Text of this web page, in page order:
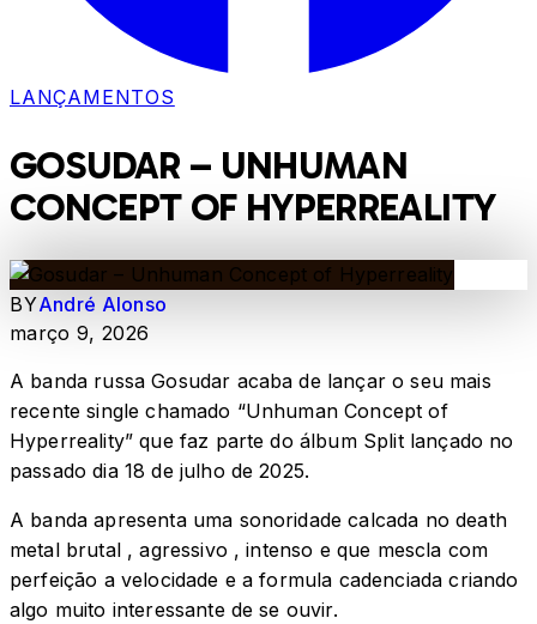
LANÇAMENTOS
GOSUDAR – UNHUMAN
CONCEPT OF HYPERREALITY
BYAndré Alonso
março 9, 2026
A banda russa Gosudar acaba de lançar o seu mais
recente single chamado “Unhuman Concept of
Hyperreality” que faz parte do álbum Split lançado no
passado dia 18 de julho de 2025.
A banda apresenta uma sonoridade calcada no death
metal brutal , agressivo , intenso e que mescla com
perfeição a velocidade e a formula cadenciada criando
algo muito interessante de se ouvir.